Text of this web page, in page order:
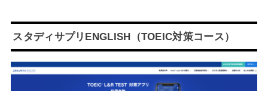
スタディサプリENGLISH（TOEIC対策コース）